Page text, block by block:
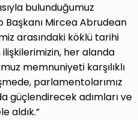
bulunduğumuz
Başkanı Mircea Abrudean
arasındaki köklü tarihi
her alanda
memnuniyeti karşılıklı
parlamentolarımız
güçlendirecek adımları ve
aldık.”